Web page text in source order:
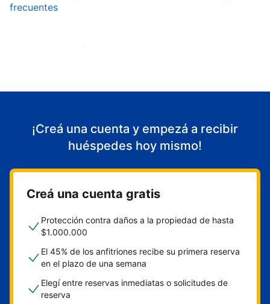
frecuentes
Empezá a recibir huéspedes
¡Creá una cuenta y empezá a recibir
huéspedes hoy mismo!
Creá una cuenta gratis
Protección contra daños a la propiedad de hasta
$1.000.000
El 45% de los anfitriones recibe su primera reserva
en el plazo de una semana
Elegí entre reservas inmediatas o solicitudes de
reserva